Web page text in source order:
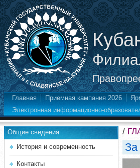
Главная Приемная кампания 2026
Электронная информационно-
Общие сведения
История и современность
Контакты
/